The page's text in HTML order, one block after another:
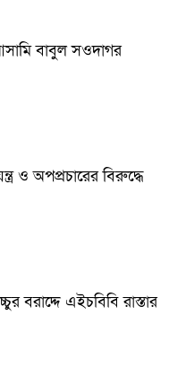
বাবুল সওদাগর
ও অপপ্রচারের বিরুদ্ধে
বরাদ্দে এইচবিবি রাস্তার